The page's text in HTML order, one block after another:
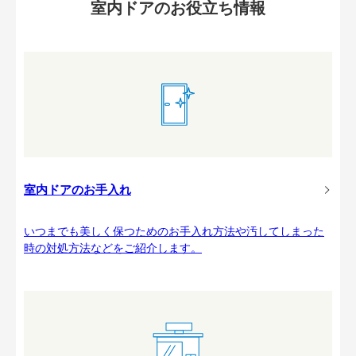
室内ドアのお役立ち情報
室内ドアのお手入れ
いつまでも美しく保つためのお手入れ方法や汚してしまった
時の対処方法などをご紹介します。